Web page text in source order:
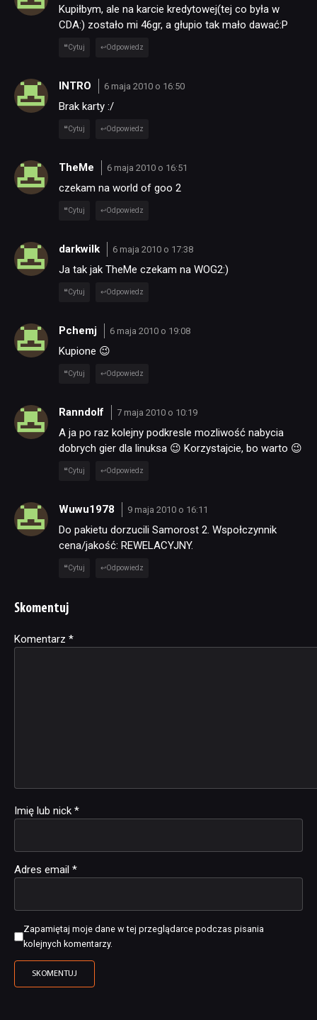
Kupiłbym, ale na karcie kredytowej(tej co była w
CDA:) zostało mi 46gr, a głupio tak mało dawać:P
Cytuj Odpowiedz
INTRO 6 maja 2010 o 16:50
Brak karty :/
Cytuj Odpowiedz
TheMe 6 maja 2010 o 16:51
czekam na world of goo 2
Cytuj Odpowiedz
darkwilk 6 maja 2010 o 17:38
Ja tak jak TheMe czekam na WOG2:)
Cytuj Odpowiedz
Pchemj 6 maja 2010 o 19:08
Kupione 😉
Cytuj Odpowiedz
Ranndolf 7 maja 2010 o 10:19
A ja po raz kolejny podkresle mozliwość nabycia
dobrych gier dla linuksa 😉 Korzystajcie, bo warto 😉
Cytuj Odpowiedz
Wuwu1978 9 maja 2010 o 16:11
Do pakietu dorzucili Samorost 2. Wspołczynnik
cena/jakość: REWELACYJNY.
Cytuj Odpowiedz
Skomentuj
Komentarz *
Imię lub nick *
Adres email *
Zapamiętaj moje dane w tej przeglądarce podczas pisania
kolejnych komentarzy.
Alternative: